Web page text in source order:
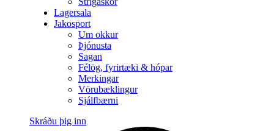
Lagersala
Jakosport
Um okkur
Þjónusta
Sagan
Félög, fyrirtæki & hópar
Merkingar
Vörubæklingur
Sjálfbærni
Skráðu þig inn